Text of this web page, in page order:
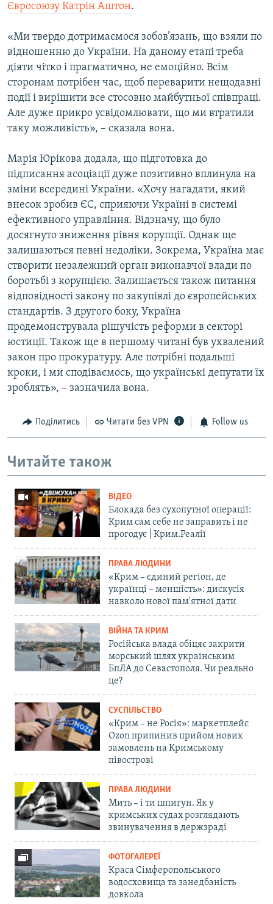
Євросоюзу Катрін Аштон.
«Ми твердо дотримаємося зобов’язань, що взяли по
відношенню до України. На даному етапі треба
діяти чітко і прагматично, не емоційно. Всім
сторонам потрібен час, щоб переварити нещодавні
події і вирішити все стосовно майбутньої співпраці.
Але дуже прикро усвідомлювати, що ми втратили
таку можливість», – сказала вона.
Марія Юрікова додала, що підготовка до
підписання асоціації дуже позитивно вплинула на
зміни всередині України. «Хочу нагадати, який
внесок зробив ЄС, сприяючи Україні в системі
ефективного управління. Відзначу, що було
досягнуто зниження рівня корупції. Однак ще
залишаються певні недоліки. Зокрема, Україна має
створити незалежний орган виконавчої влади по
боротьбі з корупцією. Залишається також питання
відповідності закону по закупівлі до європейських
стандартів. З другого боку, Україна
продемонструвала рішучість реформи в секторі
юстиції. Також ще в першому читані був ухвалений
закон про прокуратуру. Але потрібні подальші
кроки, і ми сподіваємось, що українські депутати їх
зроблять», – зазначила вона.
Поділитись Читати без VPN Follow us
Читайте також
ВІДЕО
Блокада без сухопутної операції:
Крим сам себе не заправить і не
прогодує | Крим.Реалії
ПРАВА ЛЮДИНИ
«Крим – єдиний регіон, де
українці – меншість»: дискусія
навколо нової пам'ятної дати
ВІЙНА ТА КРИМ
Російська влада обіцяє закрити
морський шлях українським
БпЛА до Севастополя. Чи реально
це?
СУСПІЛЬСТВО
«Крим – не Росія»: маркетплейс
Ozon припинив прийом нових
замовлень на Кримському
півострові
ПРАВА ЛЮДИНИ
Мить – і ти шпигун. Як у
кримських судах розглядають
звинувачення в держзраді
ФОТОГАЛЕРЕЇ
Краса Сімферопольського
водосховища та занедбаність
довкола